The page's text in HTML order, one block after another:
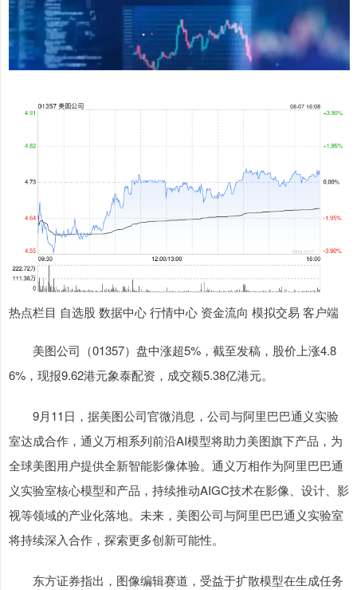
热点栏目 自选股 数据中心 行情中心 资金流向 模拟交易 客户端
美图公司（01357）盘中涨超5%，截至发稿，股价上涨4.8
6%，现报9.62港元象泰配资，成交额5.38亿港元。
9月11日，据美图公司官微消息，公司与阿里巴巴通义实验
室达成合作，通义万相系列前沿AI模型将助力美图旗下产品，为
全球美图用户提供全新智能影像体验。通义万相作为阿里巴巴通
义实验室核心模型和产品，持续推动AIGC技术在影像、设计、影
视等领域的产业化落地。未来，美图公司与阿里巴巴通义实验室
将持续深入合作，探索更多创新可能性。
东方证券指出，图像编辑赛道，受益于扩散模型在生成任务